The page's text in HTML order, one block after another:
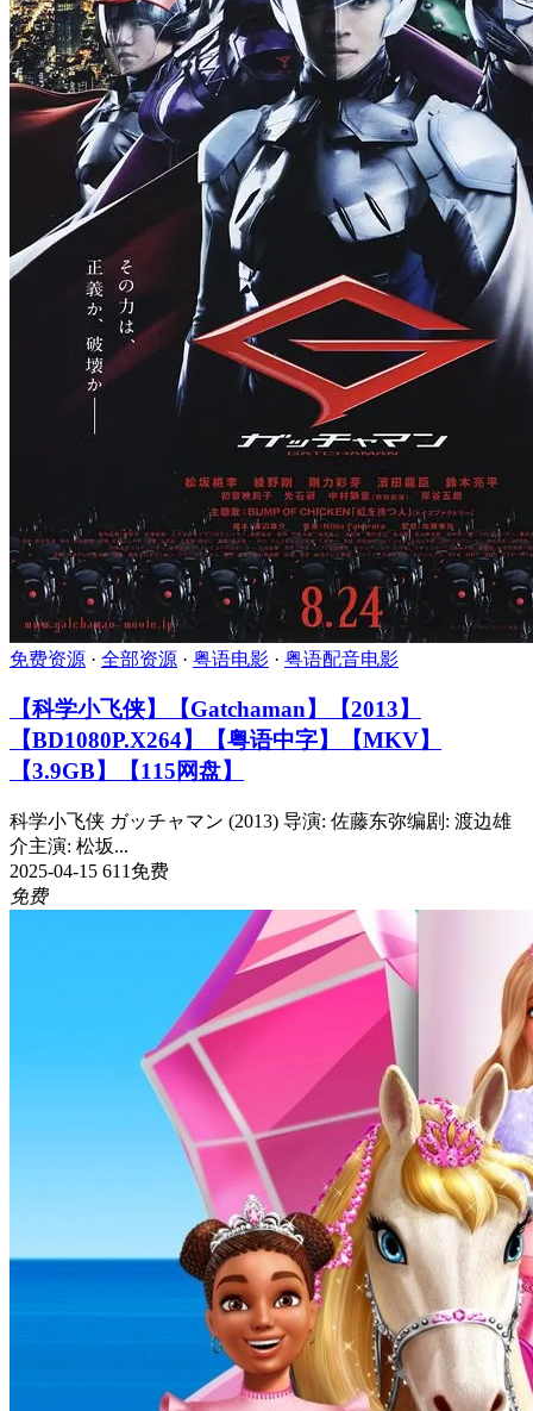
免费资源 · 全部资源 · 粤语电影 · 粤语配音电影
【科学小飞侠】【Gatchaman】【2013】
【BD1080P.X264】【粤语中字】【MKV】
【3.9GB】【115网盘】
科学小飞侠 ガッチャマン (2013) 导演: 佐藤东弥编剧: 渡边雄
介主演: 松坂...
2025-04-15 611 免费
免费